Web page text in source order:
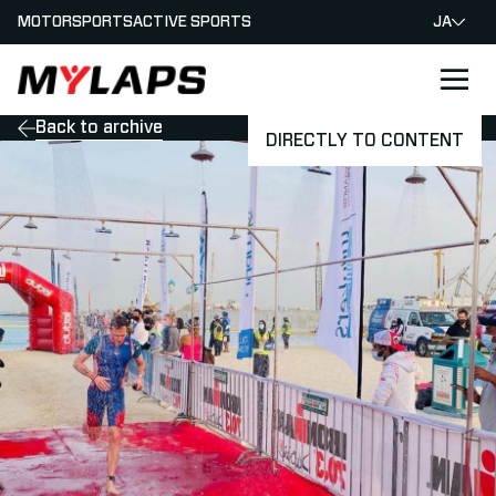
DIRECTLY TO CONTENT
LOGO MYLAPS - JAPAN
MOTORSPORTSACTIVE SPORTS JA
Back to archive